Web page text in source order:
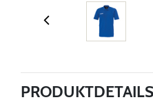
PRODUKTDETAILS